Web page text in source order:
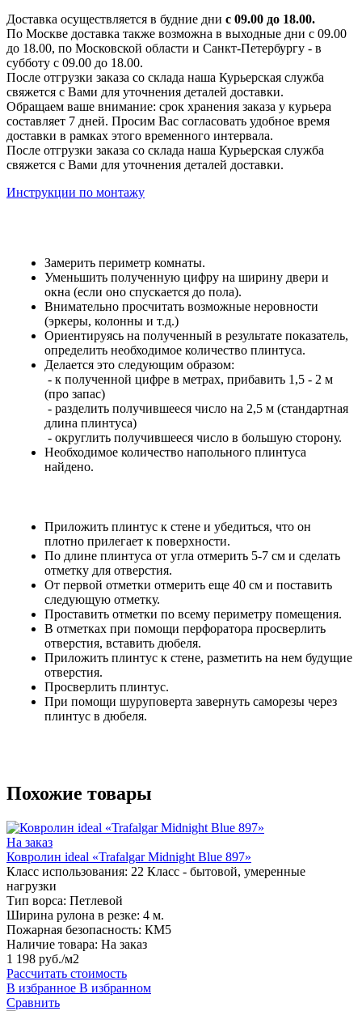
Доставка осуществляется в будние дни с 09.00 до 18.00.
По Москве доставка также возможна в выходные дни с 09.00
до 18.00, по Московской области и Санкт-Петербургу - в
субботу с 09.00 до 18.00.
После отгрузки заказа со склада наша Курьерская служба
свяжется с Вами для уточнения деталей доставки.
Обращаем ваше внимание: срок хранения заказа у курьера
составляет 7 дней. Просим Вас согласовать удобное время
доставки в рамках этого временного интервала.
После отгрузки заказа со склада наша Курьерская служба
свяжется с Вами для уточнения деталей доставки.
Инструкции по монтажу
Замерить периметр комнаты.
Уменьшить полученную цифру на ширину двери и
окна (если оно спускается до пола).
Внимательно просчитать возможные неровности
(эркеры, колонны и т.д.)
Ориентируясь на полученный в результате показатель,
определить необходимое количество плинтуса.
Делается это следующим образом:
- к полученной цифре в метрах, прибавить 1,5 - 2 м
(про запас)
- разделить получившееся число на 2,5 м (стандартная
длина плинтуса)
- округлить получившееся число в большую сторону.
Необходимое количество напольного плинтуса
найдено.
Приложить плинтус к стене и убедиться, что он
плотно прилегает к поверхности.
По длине плинтуса от угла отмерить 5-7 см и сделать
отметку для отверстия.
От первой отметки отмерить еще 40 см и поставить
следующую отметку.
Проставить отметки по всему периметру помещения.
В отметках при помощи перфоратора просверлить
отверстия, вставить дюбеля.
Приложить плинтус к стене, разметить на нем будущие
отверстия.
Просверлить плинтус.
При помощи шуруповерта завернуть саморезы через
плинтус в дюбеля.
Похожие товары
На заказ
Ковролин ideal «Trafalgar Midnight Blue 897»
Класс использования: 22 Класс - бытовой, умеренные
нагрузки
Тип ворса: Петлевой
Ширина рулона в резке: 4 м.
Пожарная безопасность: КМ5
Наличие товара: На заказ
1 198 руб./м2
Рассчитать стоимость
В избранное В избранном
Сравнить